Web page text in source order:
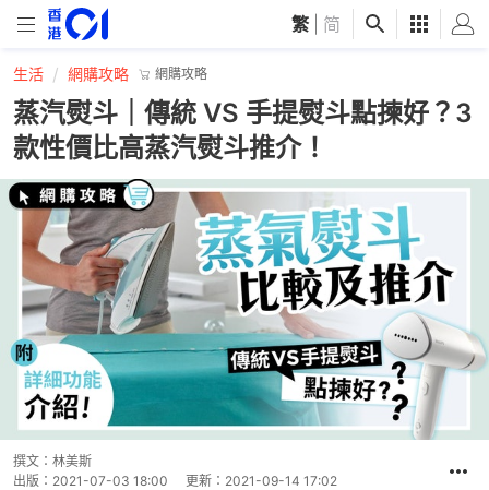
繁 简
生活 網購攻略 網購攻略
蒸汽熨斗｜傳統 VS 手提熨斗點揀好？3
款性價比高蒸汽熨斗推介！
撰文： 林美斯
出版： 2021-07-03 18:00 更新： 2021-09-14 17:02